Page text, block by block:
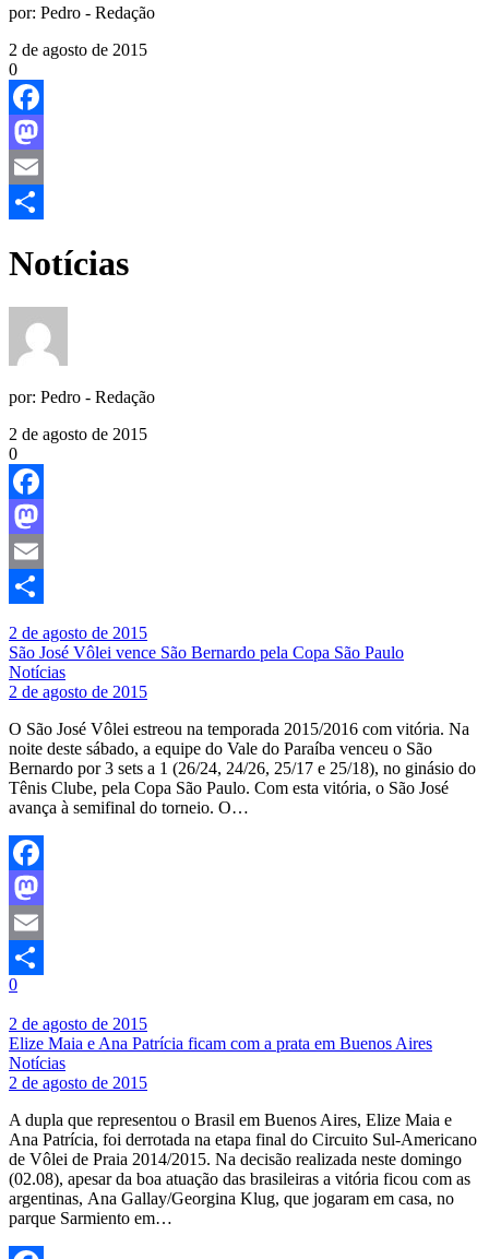
por: Pedro - Redação
2 de agosto de 2015
0
Facebook
Mastodon
Email
Notícias
por: Pedro - Redação
2 de agosto de 2015
0
Facebook
Mastodon
Email
2 de agosto de 2015
São José Vôlei vence São Bernardo pela Copa São Paulo
Notícias
2 de agosto de 2015
O São José Vôlei estreou na temporada 2015/2016 com vitória. Na
noite deste sábado, a equipe do Vale do Paraíba venceu o São
Bernardo por 3 sets a 1 (26/24, 24/26, 25/17 e 25/18), no ginásio do
Tênis Clube, pela Copa São Paulo. Com esta vitória, o São José
avança à semifinal do torneio. O…
Facebook
Mastodon
Email
Share
0
2 de agosto de 2015
Elize Maia e Ana Patrícia ficam com a prata em Buenos Aires
Notícias
2 de agosto de 2015
A dupla que representou o Brasil em Buenos Aires, Elize Maia e
Ana Patrícia, foi derrotada na etapa final do Circuito Sul-Americano
de Vôlei de Praia 2014/2015. Na decisão realizada neste domingo
(02.08), apesar da boa atuação das brasileiras a vitória ficou com as
argentinas, Ana Gallay/Georgina Klug, que jogaram em casa, no
parque Sarmiento em…